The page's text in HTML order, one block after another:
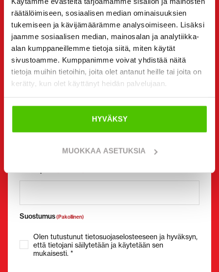
räätälöimiseen, sosiaalisen median ominaisuuksien
tukemiseen ja kävijämäärämme analysoimiseen. Lisäksi
jaamme sosiaalisen median, mainosalan ja analytiikka-
alan kumppaneillemme tietoja siitä, miten käytät
sivustoamme. Kumppanimme voivat yhdistää näitä
tietoja muihin tietoihin, joita olet antanut heille tai joita on
kerätty, kun olet käyttänyt heidän palvelujaan.
HYVÄKSY
MUOKKAA ASETUKSIA
(Pakollinen)
Etunimi * Sukunimi *
Yrityksen nimi Y-tunnus
Puhelinnumero(Pakollinen)
Ilman välilyöntejä (esim. +358401234567)
Suostumus(Pakollinen)
Olen tutustunut tietosuojaselosteeseen ja hyväksyn,
että tietojani säilytetään ja käytetään sen
mukaisesti. *